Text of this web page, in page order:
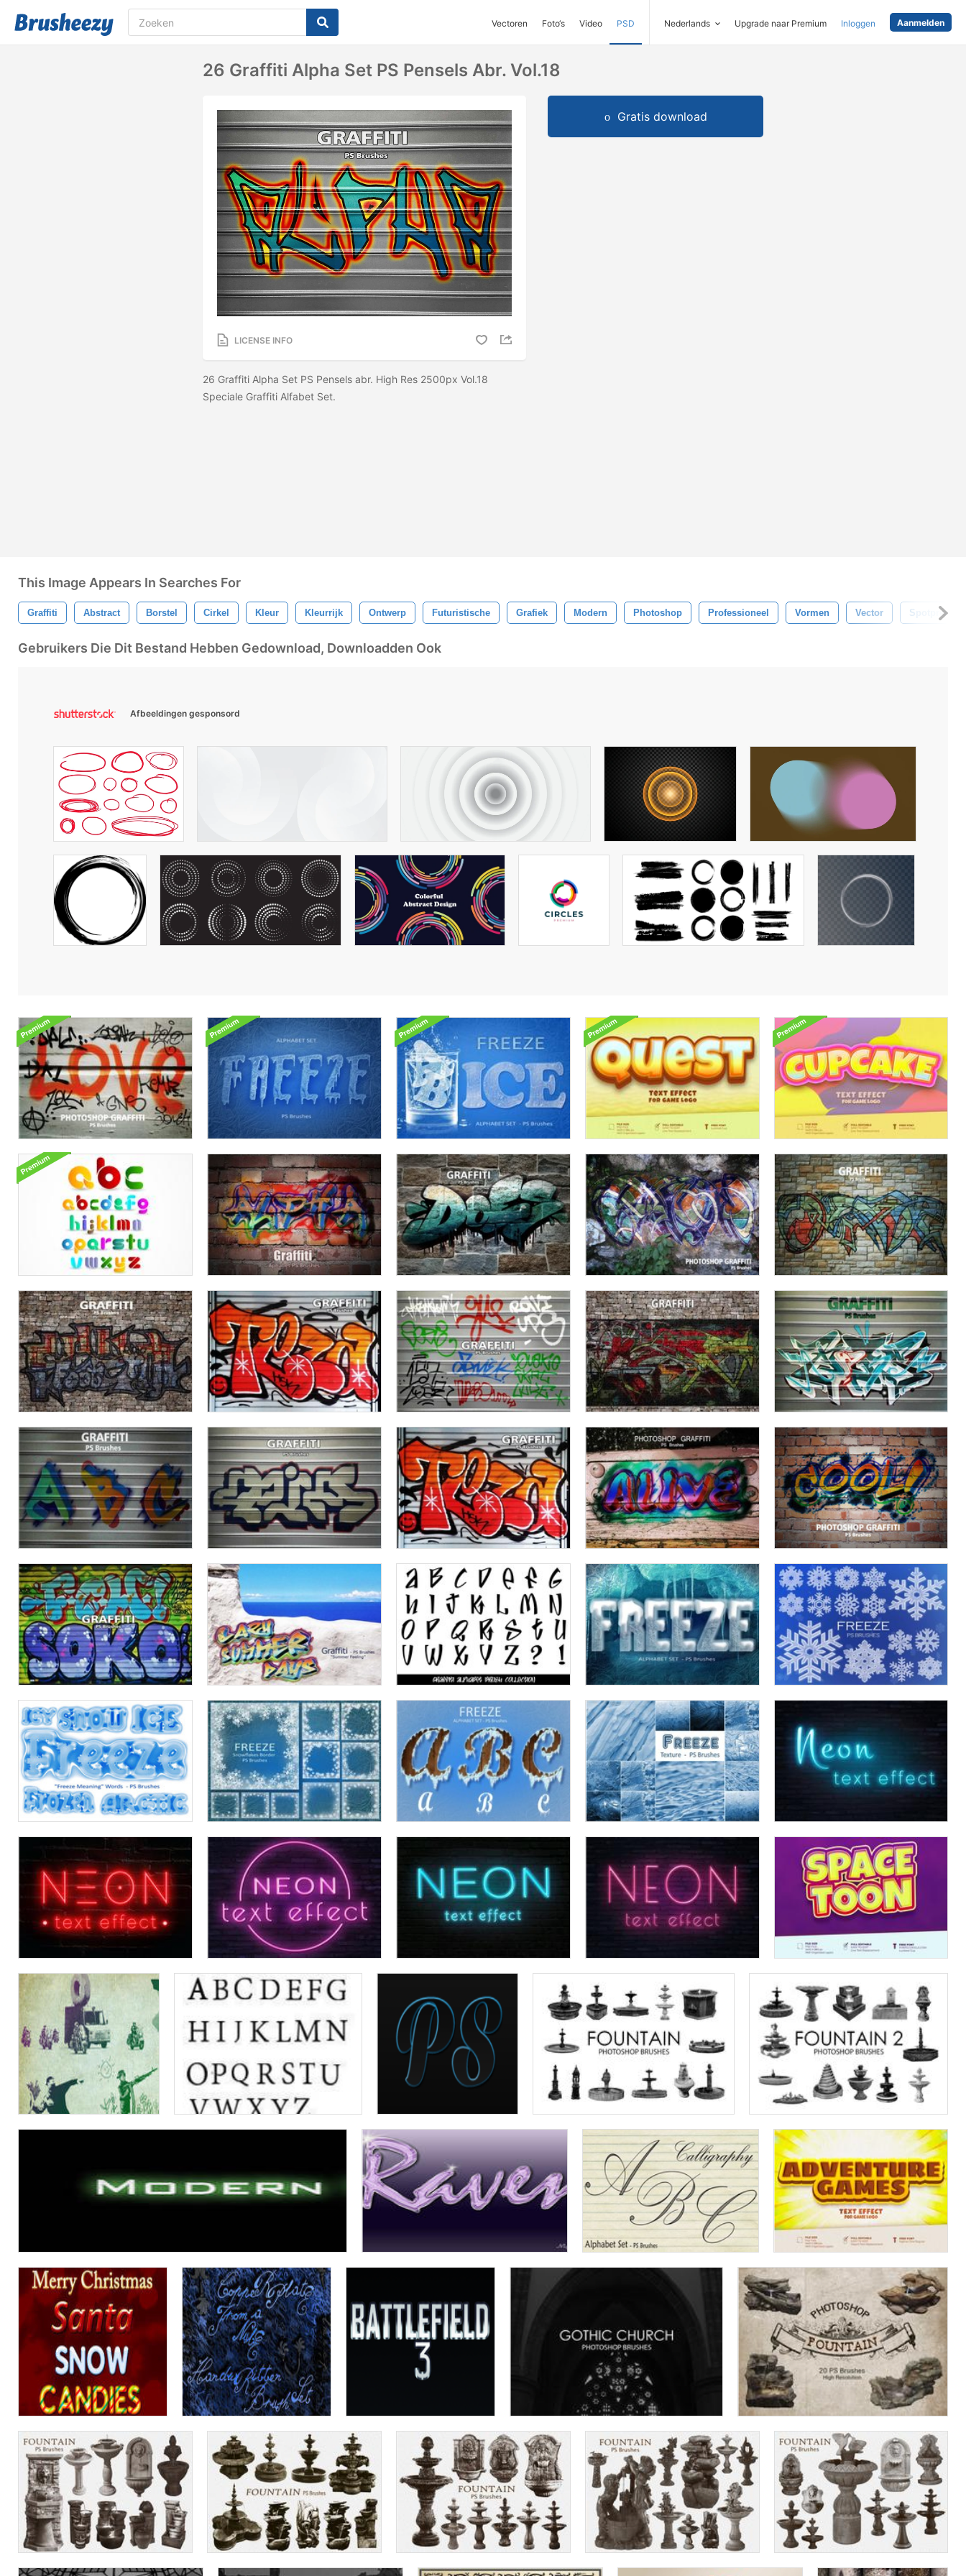
Vectoren Foto‘s Video PSD Nederlands Upgrade naar Premium Inloggen Aanmelden
26 Graffiti Alpha Set PS Pensels Abr. Vol.18
LICENSE INFO
26 Graffiti Alpha Set PS Pensels abr. High Res 2500px Vol.18
Speciale Graffiti Alfabet Set.
Gratis download
This Image Appears In Searches For
Graffiti Abstract Borstel Cirkel Kleur Kleurrijk Ontwerp Futuristische Grafiek Modern Photoshop Professioneel Vormen Vector Spotprent
Gebruikers Die Dit Bestand Hebben Gedownload, Downloadden Ook
Afbeeldingen gesponsord